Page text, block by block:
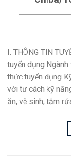
I. THÔNG TIN
tuyển dụng
thức tuyển dụng
với tư cách kỹ
ăn, vệ sinh, tắm